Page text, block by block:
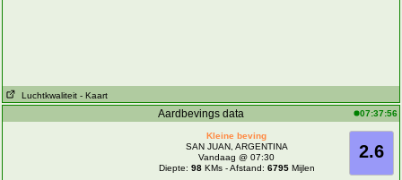
Luchtkwaliteit - Kaart
Aardbevings data 07:37:56
2.6
Kleine beving
SAN JUAN, ARGENTINA
Vandaag @ 07:30
Diepte: 98KMs - Afstand: 6795Mijlen